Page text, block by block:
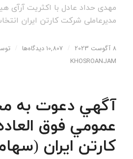
مهدی حداد عادل با اکثریت آرآی
مدیرعاملی شرکت کارتن ایران
8 آگوست 2023 10,807 دیدگاه‌ها
KHOSROANJAM
آگهي دعوت به
عمومي فوق
كارتن ايران